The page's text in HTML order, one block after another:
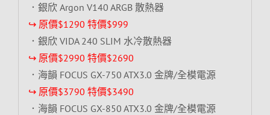
．銀欣 Argon V140 ARGB 散熱器
↪ 原價$1290 特價$999
．銀欣 VIDA 240 SLIM 水冷散熱器
↪ 原價$2990 特價$2690
．海韻 FOCUS GX-750 ATX3.0 金牌/全模電源
↪ 原價$3790 特價$3490
．海韻 FOCUS GX-850 ATX3.0 金牌/全模電源